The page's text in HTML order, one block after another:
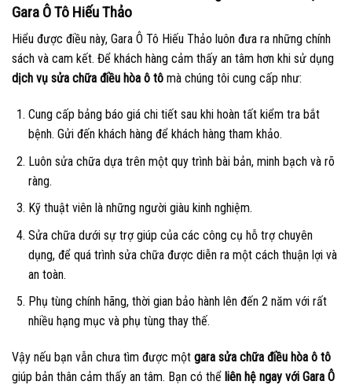
Gara Ô Tô Hiếu Thảo
Hiểu được điều này, Gara Ô Tô Hiếu Thảo luôn đưa ra những chính
sách và cam kết. Để khách hàng cảm thấy an tâm hơn khi sử dụng
dịch vụ sửa chữa điều hòa ô tô mà chúng tôi cung cấp như:
Cung cấp bảng báo giá chi tiết sau khi hoàn tất kiểm tra bắt
bệnh. Gửi đến khách hàng để khách hàng tham khảo.
Luôn sửa chữa dựa trên một quy trình bài bản, minh bạch và rõ
ràng.
Kỹ thuật viên là những người giàu kinh nghiệm.
Sửa chữa dưới sự trợ giúp của các công cụ hỗ trợ chuyên
dụng, để quá trình sửa chữa được diễn ra một cách thuận lợi và
an toàn.
Phụ tùng chính hãng, thời gian bảo hành lên đến 2 năm với rất
nhiều hạng mục và phụ tùng thay thế.
Vậy nếu bạn vẫn chưa tìm được một gara sửa chữa điều hòa ô tô
giúp bản thân cảm thấy an tâm. Bạn có thể liên hệ ngay với Gara Ô